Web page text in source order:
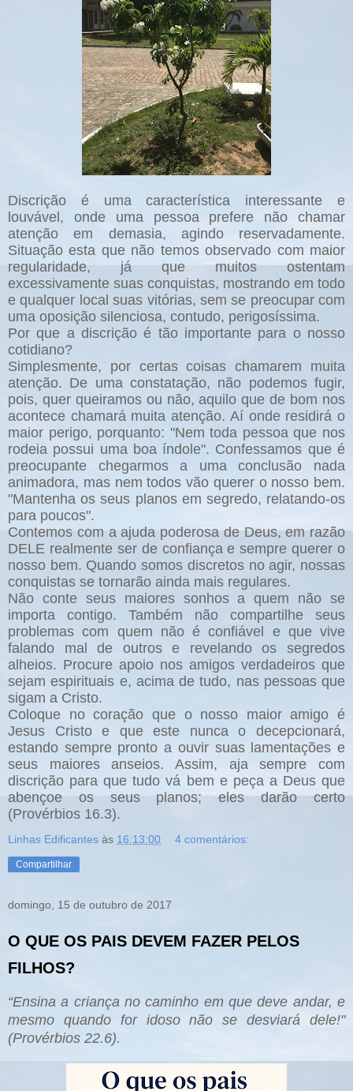
Discrição é uma característica interessante e
louvável, onde uma pessoa prefere não chamar
atenção em demasia, agindo reservadamente.
Situação esta que não temos observado com maior
regularidade, já que muitos ostentam
excessivamente suas conquistas, mostrando em todo
e qualquer local suas vitórias, sem se preocupar com
uma oposição silenciosa, contudo, perigosíssima.
Por que a discrição é tão importante para o nosso
cotidiano?
Simplesmente, por certas coisas chamarem muita
atenção. De uma constatação, não podemos fugir,
pois, quer queiramos ou não, aquilo que de bom nos
acontece chamará muita atenção. Aí onde residirá o
maior perigo, porquanto: "Nem toda pessoa que nos
rodeia possui uma boa índole". Confessamos que é
preocupante chegarmos a uma conclusão nada
animadora, mas nem todos vão querer o nosso bem.
"Mantenha os seus planos em segredo, relatando-os
para poucos".
Contemos com a ajuda poderosa de Deus, em razão
DELE realmente ser de confiança e sempre querer o
nosso bem. Quando somos discretos no agir, nossas
conquistas se tornarão ainda mais regulares.
Não conte seus maiores sonhos a quem não se
importa contigo. Também não compartilhe seus
problemas com quem não é confiável e que vive
falando mal de outros e revelando os segredos
alheios. Procure apoio nos amigos verdadeiros que
sejam espirituais e, acima de tudo, nas pessoas que
sigam a Cristo.
Coloque no coração que o nosso maior amigo é
Jesus Cristo e que este nunca o decepcionará,
estando sempre pronto a ouvir suas lamentações e
seus maiores anseios. Assim, aja sempre com
discrição para que tudo vá bem e peça a Deus que
abençoe os seus planos; eles darão certo
(Provérbios 16.3).
Linhas Edificantes às 16:13:00 4 comentários:
Compartilhar
domingo, 15 de outubro de 2017
O QUE OS PAIS DEVEM FAZER PELOS
FILHOS?
“Ensina a criança no caminho em que deve andar, e
mesmo quando for idoso não se desviará dele!"
(Provérbios 22.6).